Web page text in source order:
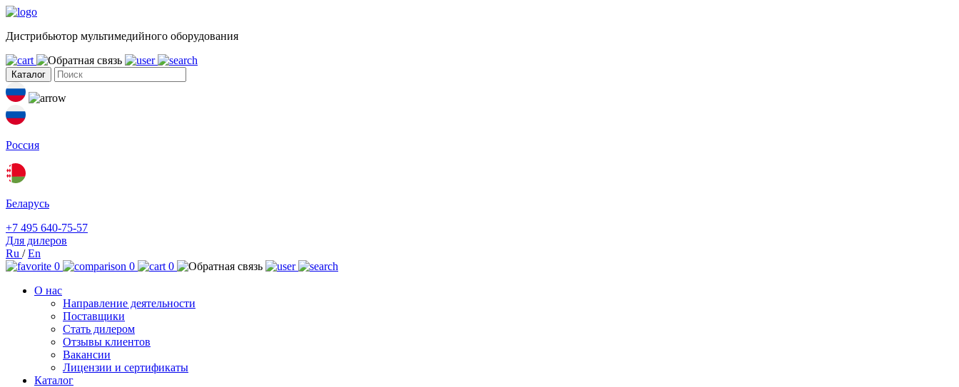
Дистрибьютор мультимедийного оборудования
Каталог
Россия
Беларусь
+7 495 640-75-57
Для дилеров
Ru /En
0
0
0
О нас
Направление деятельности
Поставщики
Стать дилером
Отзывы клиентов
Вакансии
Лицензии и сертификаты
Каталог